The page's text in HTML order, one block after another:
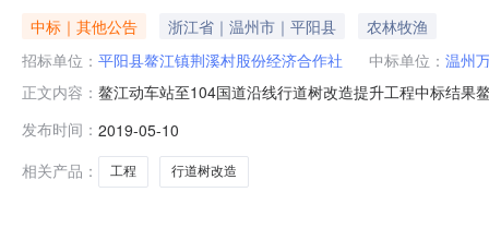
中标｜其他公告 浙江省｜温州市｜平阳县
农林牧渔
招标单位： 平阳县鳌江镇荆溪村股份经济合作社 中标单位： 温州
正文内容： 鳌江动车站至104国道沿线行道树改造提升工程中标结果
股份经济合作社2019年05月09日
发布时间： 2019-05-10
相关产品：
工程 行道树改造